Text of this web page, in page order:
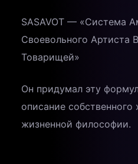
SASAVOT — «Система
Своевольного Артиста
Товарищей»
Он придумал эту
описание собственного
жизненной философии.